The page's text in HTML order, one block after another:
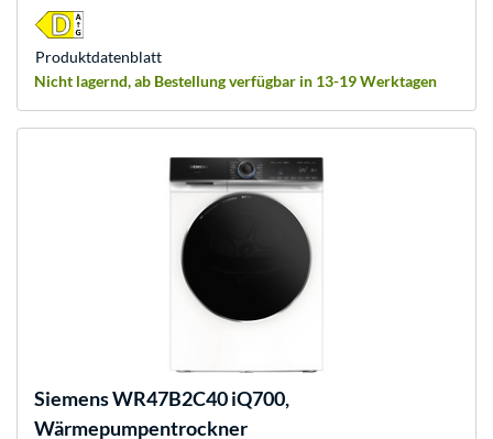
Nicht lagernd, ab Bestellung verfügbar in 13-19 Werktagen
Produkt­datenblatt
SiemensWR47B2C40 iQ700,
Wärmepumpentrockner